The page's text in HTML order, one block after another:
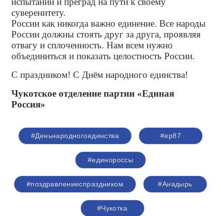
суверенитету.
России как никогда важно единение. Все народы
России должны стоять друг за друга, проявляя
отвагу и сплоченность. Нам всем нужно
объединиться и показать целостность России.
С праздником! С Днём народного единства!
Чукотское отделение партии «Единая
Россия»
#Деньнародногоединства #ер87
#единороссы
#поздравлениеспраздником #Анадырь
#Чукотка